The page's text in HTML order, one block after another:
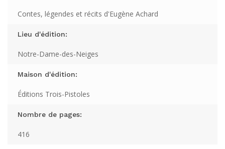
Contes, légendes et récits d'Eugène Achard
Lieu d'édition:
Notre-Dame-des-Neiges
Maison d'édition:
Éditions Trois-Pistoles
Nombre de pages:
416